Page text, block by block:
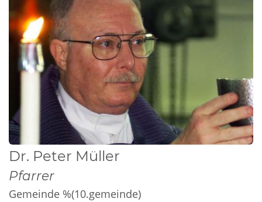
Dr. Peter Müller
Pfarrer
Gemeinde %(10.gemeinde)